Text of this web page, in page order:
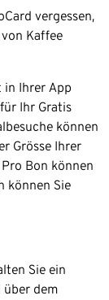
vergessen,
Kaffee
in Ihrer App
Ihr Gratis
können
Grösse Ihrer
Bon können
können Sie
Sie ein
über dem